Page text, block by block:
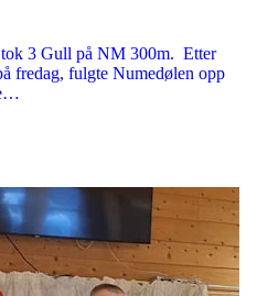
tok 3 Gull på NM 300m. Etter
fredag, fulgte Numedølen opp